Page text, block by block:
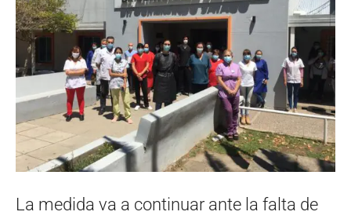
La medida va a continuar ante la falta de